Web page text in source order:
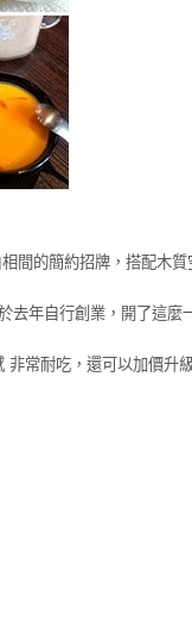
間的簡約招牌，搭配木質
去年自行創業，開了這麼
常耐吃，還可以加價升